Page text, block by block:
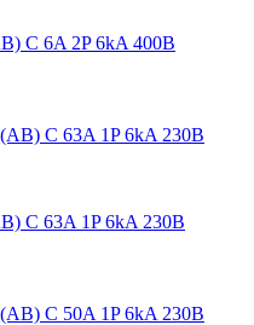
C 6A 2P 6kA 400В
C 63A 1P 6kA 230В